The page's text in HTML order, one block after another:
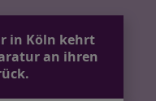
in Köln kehrt
an ihren